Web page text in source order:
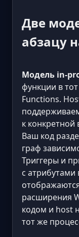
Две
абзацу
Модель in-
функции в
Functions.
к конкретной
Ваш код
граф
Триггеры и
с атрибутами
расширения
кодом и host
тот же